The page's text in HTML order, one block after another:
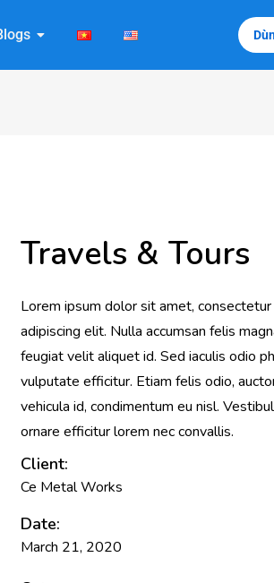
Travels & Tours
Lorem ipsum dolor sit amet, consectetur
adipiscing elit. Nulla accumsan felis
feugiat velit aliquet id. Sed iaculis odio
vulputate efficitur. Etiam felis odio,
vehicula id, condimentum eu nisl.
ornare efficitur lorem nec convallis.
Client:
Ce Metal Works
Date:
March 21, 2020